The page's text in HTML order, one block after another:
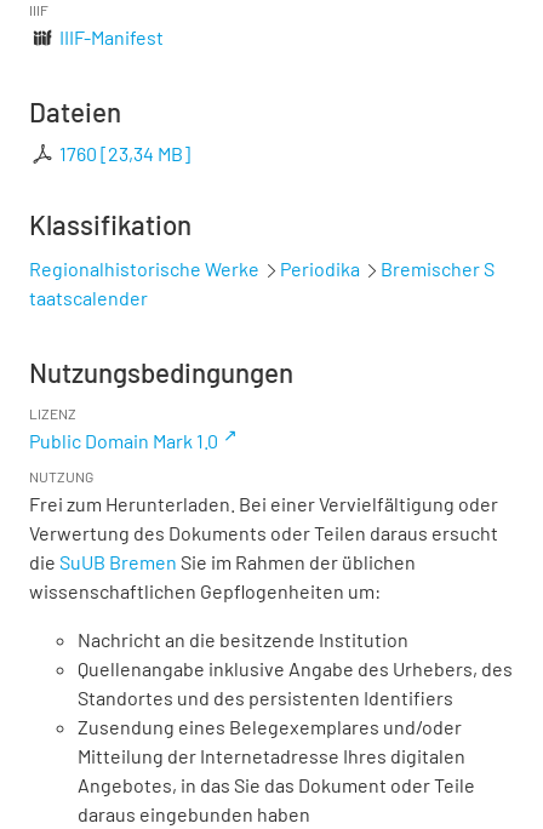
IIIF
IIIF-Manifest
Dateien
1760 [23,34 MB]
Klassifikation
Regionalhistorische Werke Periodika
Bremischer S
taatscalender
Nutzungsbedingungen
LIZENZ
Public Domain Mark 1.0
NUTZUNG
Frei zum Herunterladen. Bei einer Vervielfältigung oder
Verwertung des Dokuments oder Teilen daraus ersucht
die SuUB Bremen Sie im Rahmen der üblichen
wissenschaftlichen Gepflogenheiten um:
Nachricht an die besitzende Institution
Quellenangabe inklusive Angabe des Urhebers, des
Standortes und des persistenten Identifiers
Zusendung eines Belegexemplares und/oder
Mitteilung der Internetadresse Ihres digitalen
Angebotes, in das Sie das Dokument oder Teile
daraus eingebunden haben